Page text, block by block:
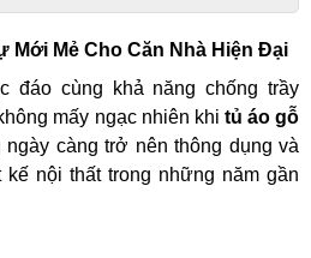
Mới Mẻ Cho Căn Nhà Hiện Đại
đáo cùng khả năng chống trầy
mấy ngạc nhiên khi tủ áo gỗ
ngày càng trở nên thông dụng và
nội thất trong những năm gần